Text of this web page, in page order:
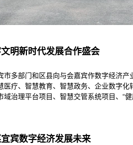
明新时代发展合作盛会
市多部门和区县向与会嘉宾作数字经济
医疗、智慧教育、智慧政务、企业数字
域治理平台项目、智慧交管系统项目、“
宾数字经济发展未来